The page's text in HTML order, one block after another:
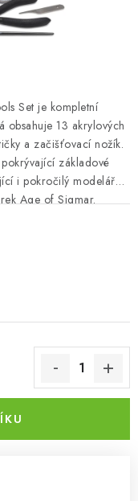
Doprava a platba
osobních údajů
slovník Art Scale
Set je kompletní
obsahuje 13 akrylových
a začišťovací nožík.
základové
i pokročilý modelář
Age of Sigmar.
modelů přímo od